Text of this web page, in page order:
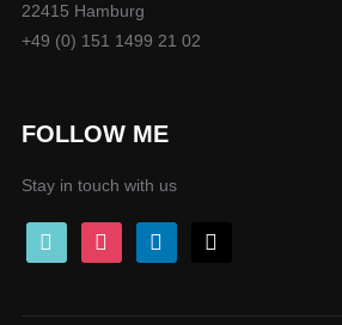
22415 Hamburg
+49 (0) 151 1499 21 02
FOLLOW ME
Stay in touch with us
tiktok instagramlinkedin mail